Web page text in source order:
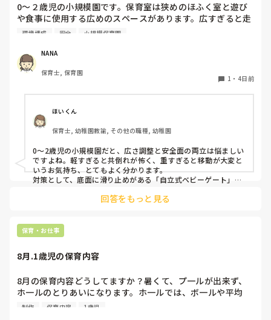
0〜２歳児の小規模園です。保育室は狭めのほふく室と遊び
や食事に使用する広めのスペースがあります。広すぎると走
り回ったりして落ち着かないので、活動によってパーテーシ
うな素材で軽いので、ちょっと体が当たると倒れたり、つか
まり立ちが不安定な子にとっては共倒れになったりで危険で
す。かと言って固定してしまうと活動によって柔軟に移動す
しっかりした重いものを置いていましたが、移動が大変で使
い勝手が悪く、子どもがぶつかって倒れた時に怖い思いをし
ました。
皆さんの園ではどんなもので工夫されていますか？
環境構成 安全 小規模保育園
NANA
保育士, 保育園
1 ・ 4日前
ほいくん
保育士, 幼稚園教諭, その他の職種, 幼稚園
0〜2歳児の小規模園だと、広さ調整と安全面の両立は悩ましい
ですよね。軽すぎると共倒れが怖く、重すぎると移動が大変と
いうお気持ち、とてもよく分かります。
対策として、底面に滑り止めがある「自立式ベビーゲート」な
た、ストッパー付きキャスターをつけたロー棚を仕切りにすれ
り、脚元に水入りペットボトルなどの重りを付けて補強してみ
てくださいね。安全で使いやすい方法が見つかるよう応援して
回答をもっと見る
保育・お仕事
8月.1歳児の保育内容
8月の保育内容どうしてますか？暑くて、プ一ルが出来ず、
ホ一ルのとりあいになります。ホ一ルでは、ボ一ルや平均
台、風船で遊んでいます。製作で、うちわや望遠鏡や風鈴🎐
制作 保育内容 1歳児